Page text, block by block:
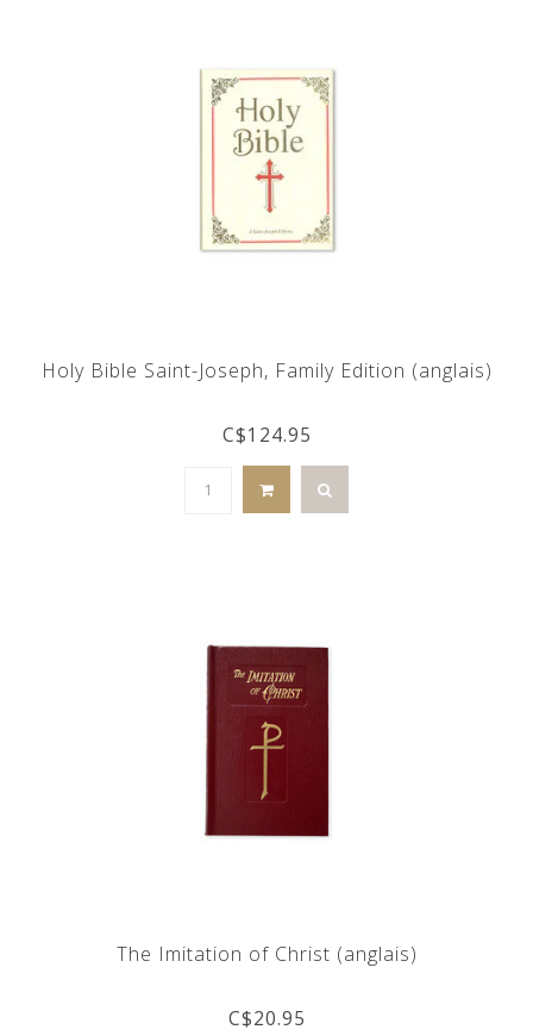
Holy Bible Saint-Joseph, Family Edition (anglais)
C$124.95
The Imitation of Christ (anglais)
C$20.95